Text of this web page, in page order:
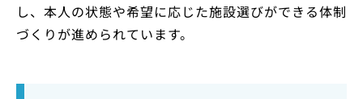
し、本人の状態や希望に応じた施設選びができる体制
づくりが進められています。